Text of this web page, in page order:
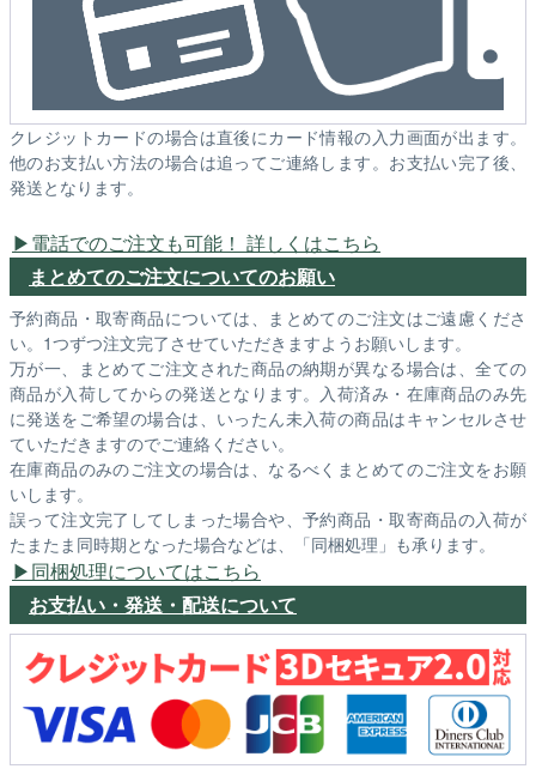
クレジットカードの場合は直後にカード情報の入力画面が出ます。
他のお支払い方法の場合は追ってご連絡します。お支払い完了後、
発送となります。
電話でのご注文も可能！ 詳しくはこちら
まとめてのご注文についてのお願い
予約商品・取寄商品については、まとめてのご注文はご遠慮くださ
い。1つずつ注文完了させていただきますようお願いします。
万が一、まとめてご注文された商品の納期が異なる場合は、全ての
商品が入荷してからの発送となります。入荷済み・在庫商品のみ先
に発送をご希望の場合は、いったん未入荷の商品はキャンセルさせ
ていただきますのでご連絡ください。
在庫商品のみのご注文の場合は、なるべくまとめてのご注文をお願
いします。
誤って注文完了してしまった場合や、予約商品・取寄商品の入荷が
たまたま同時期となった場合などは、「同梱処理」も承ります。
同梱処理についてはこちら
お支払い・発送・配送について